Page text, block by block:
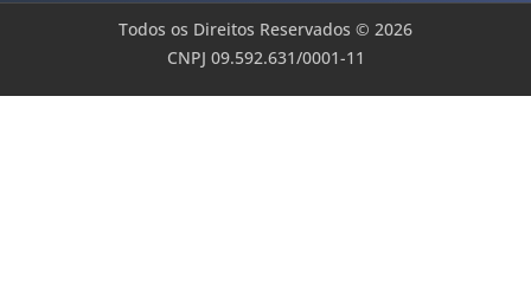
Todos os Direitos Reservados © 2026
CNPJ 09.592.631/0001-11